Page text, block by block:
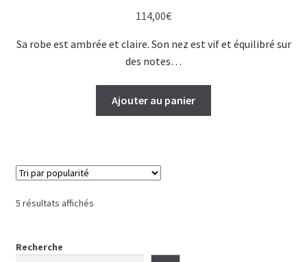
114,00€
Sa robe est ambrée et claire. Son nez est vif et équilibré sur
des notes…
Ajouter au panier
5 résultats affichésTrié
Recherche